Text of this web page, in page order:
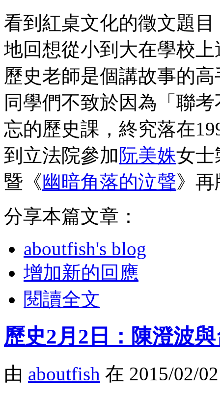
看到紅桌文化的徵文題目
地回想從小到大在學校
歷史老師是個講故事的
同學們不致於因為「聯
忘的歷史課，終究落在
到立法院參加 阮美姝女士
暨《幽暗角落的泣聲》
分享本篇文章：
aboutfish's blog
增加新的回應
閱讀全文
歷史2月2日：陳澄波
由 aboutfish 在 2015/02/